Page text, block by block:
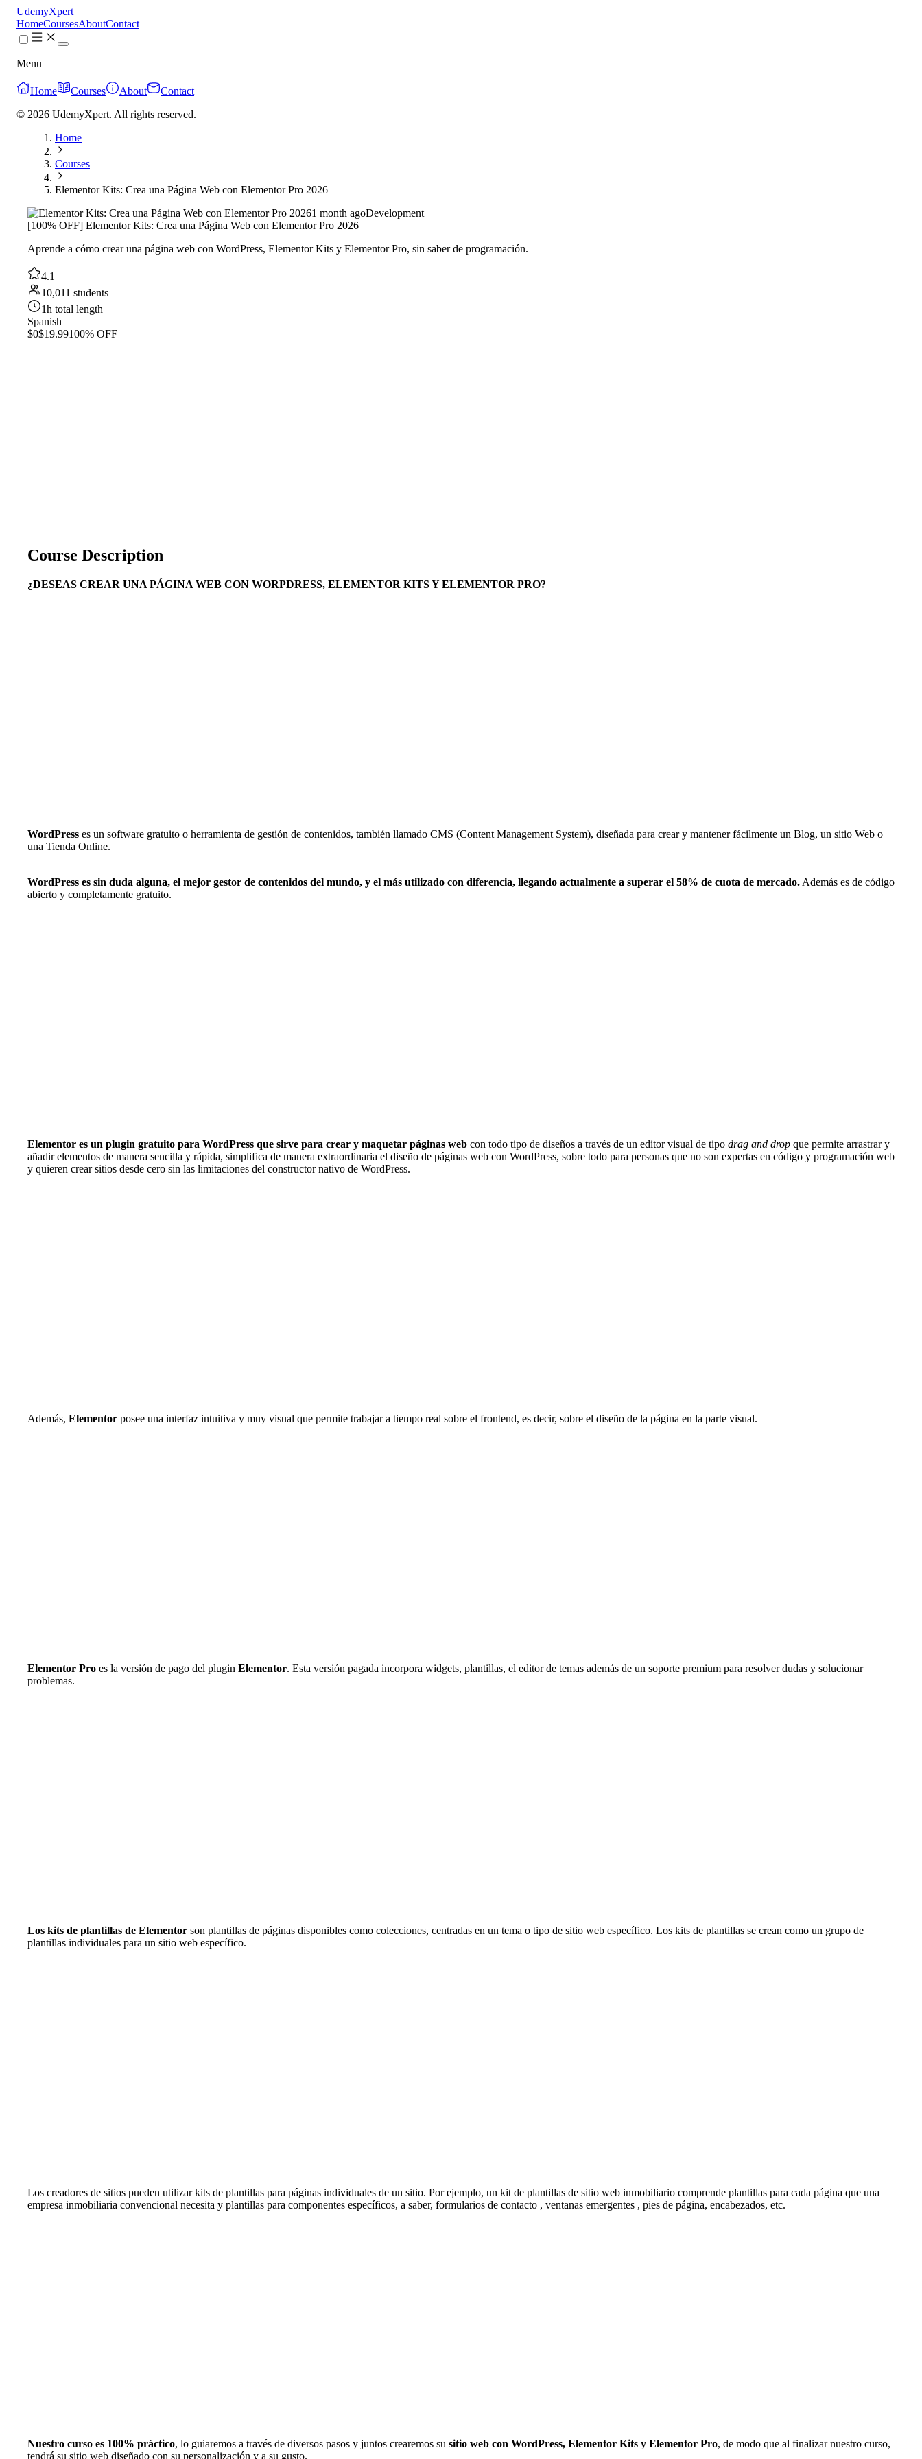
UdemyXpert
HomeCoursesAboutContact
Menu
Home Courses About
Contact
© 2026 UdemyXpert. All rights reserved.
Home
Courses
Elementor Kits: Crea una Página Web con Elementor Pro 2026
1 month agoDevelopment
[100% OFF] Elementor Kits: Crea una Página Web con Elementor Pro 2026
Aprende a cómo crear una página web con WordPress, Elementor Kits y Elementor Pro, sin saber de programación.
4.1
10,011 students
1h total length
Spanish
$0$19.99100% OFF
Course Description
¿DESEAS CREAR UNA PÁGINA WEB CON WORPDRESS, ELEMENTOR KITS Y ELEMENTOR PRO?
WordPress es un software gratuito o herramienta de gestión de contenidos, también llamado CMS (Content Management System), diseñada para crear y mantener fácilmente un Blog, un sitio Web o
una Tienda Online.
WordPress es sin duda alguna, el mejor gestor de contenidos del mundo, y el más utilizado con diferencia, llegando actualmente a superar el 58% de cuota de mercado. Además es de código
abierto y completamente gratuito.
Elementor es un plugin gratuito para WordPress que sirve para crear y maquetar páginas web con todo tipo de diseños a través de un editor visual de tipo drag and drop que permite arrastrar y
añadir elementos de manera sencilla y rápida, simplifica de manera extraordinaria el diseño de páginas web con WordPress, sobre todo para personas que no son expertas en código y programación web
y quieren crear sitios desde cero sin las limitaciones del constructor nativo de WordPress.
Además, Elementor posee una interfaz intuitiva y muy visual que permite trabajar a tiempo real sobre el frontend, es decir, sobre el diseño de la página en la parte visual.
Elementor Pro es la versión de pago del plugin Elementor. Esta versión pagada incorpora widgets, plantillas, el editor de temas además de un soporte premium para resolver dudas y solucionar
problemas.
Los kits de plantillas de Elementor son plantillas de páginas disponibles como colecciones, centradas en un tema o tipo de sitio web específico. Los kits de plantillas se crean como un grupo de
plantillas individuales para un sitio web específico.
Los creadores de sitios pueden utilizar kits de plantillas para páginas individuales de un sitio. Por ejemplo, un kit de plantillas de sitio web inmobiliario comprende plantillas para cada página que una
empresa inmobiliaria convencional necesita y plantillas para componentes específicos, a saber, formularios de contacto , ventanas emergentes , pies de página, encabezados, etc.
Nuestro curso es 100% práctico, lo guiaremos a través de diversos pasos y juntos crearemos su sitio web con WordPress, Elementor Kits y Elementor Pro, de modo que al finalizar nuestro curso,
tendrá su sitio web diseñado con su personalización y a su gusto.